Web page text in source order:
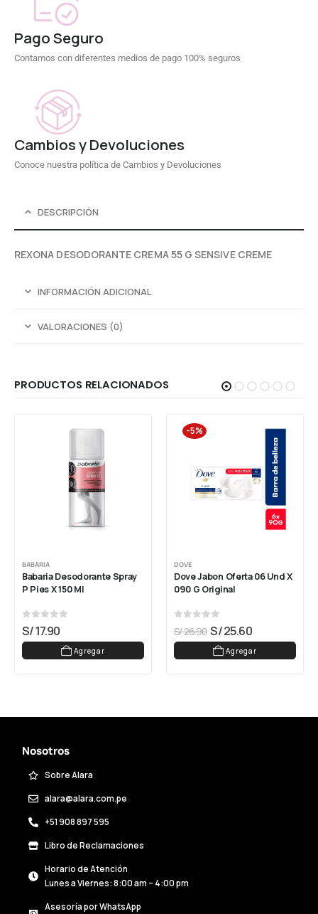
Pago Seguro
Contamos con diferentes medios de pago 100% seguros
Cambios y Devoluciones
Conoce nuestra política de Cambios y Devoluciones
DESCRIPCIÓN
REXONA DESODORANTE CREMA 55 G SENSIVE CREME
INFORMACIÓN ADICIONAL
VALORACIONES (0)
PRODUCTOS RELACIONADOS
BABARIA
Babaria Desodorante Spray
P Pies X 150 Ml
0 out of 5
S/17.90
Agregar
-5%
DOVE
Dove Jabon Oferta 06 Und X
090 G Original
out of 5
S/26.90 S/25.60
Agregar
Nosotros
Sobre Alara
alara@alara.com.pe
+51 908 897 595
Libro de Reclamaciones
Horario de Atención
Lunes a Viernes: 8:00 am – 4:00 pm
Asesoría por WhatsApp